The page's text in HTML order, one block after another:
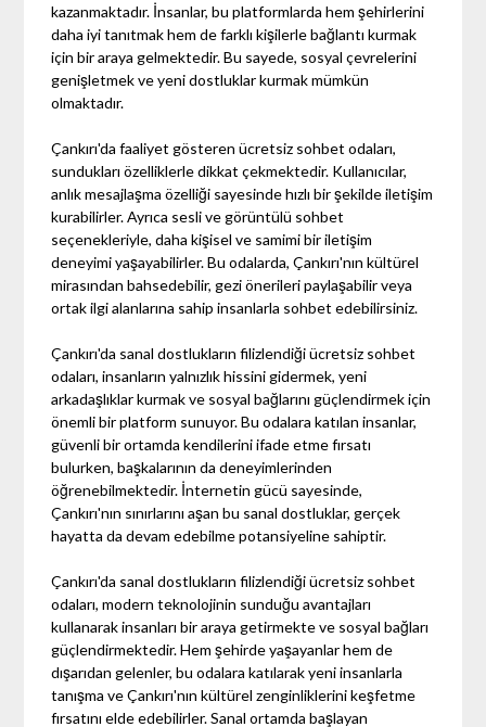
kazanmaktadır. İnsanlar, bu platformlarda hem şehirlerini
daha iyi tanıtmak hem de farklı kişilerle bağlantı kurmak
için bir araya gelmektedir. Bu sayede, sosyal çevrelerini
genişletmek ve yeni dostluklar kurmak mümkün
olmaktadır.
Çankırı'da faaliyet gösteren ücretsiz sohbet odaları,
sundukları özelliklerle dikkat çekmektedir. Kullanıcılar,
anlık mesajlaşma özelliği sayesinde hızlı bir şekilde iletişim
kurabilirler. Ayrıca sesli ve görüntülü sohbet
seçenekleriyle, daha kişisel ve samimi bir iletişim
deneyimi yaşayabilirler. Bu odalarda, Çankırı'nın kültürel
mirasından bahsedebilir, gezi önerileri paylaşabilir veya
ortak ilgi alanlarına sahip insanlarla sohbet edebilirsiniz.
Çankırı'da sanal dostlukların filizlendiği ücretsiz sohbet
odaları, insanların yalnızlık hissini gidermek, yeni
arkadaşlıklar kurmak ve sosyal bağlarını güçlendirmek için
önemli bir platform sunuyor. Bu odalara katılan insanlar,
güvenli bir ortamda kendilerini ifade etme fırsatı
bulurken, başkalarının da deneyimlerinden
öğrenebilmektedir. İnternetin gücü sayesinde,
Çankırı'nın sınırlarını aşan bu sanal dostluklar, gerçek
hayatta da devam edebilme potansiyeline sahiptir.
Çankırı'da sanal dostlukların filizlendiği ücretsiz sohbet
odaları, modern teknolojinin sunduğu avantajları
kullanarak insanları bir araya getirmekte ve sosyal bağları
güçlendirmektedir. Hem şehirde yaşayanlar hem de
dışarıdan gelenler, bu odalara katılarak yeni insanlarla
tanışma ve Çankırı'nın kültürel zenginliklerini keşfetme
fırsatını elde edebilirler. Sanal ortamda başlayan